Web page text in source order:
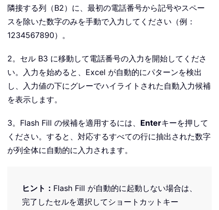
隣接する列（B2）に、最初の電話番号から記号やスペー
スを除いた数字のみを手動で入力してください（例：
1234567890）。
2。セル B3 に移動して電話番号の入力を開始してくださ
い。入力を始めると、Excel が自動的にパターンを検出
し、入力値の下にグレーでハイライトされた自動入力候補
を表示します。
3。Flash Fill の候補を適用するには、 Enterキーを押して
ください。すると、対応するすべての行に抽出された数字
が列全体に自動的に入力されます。
ヒント： Flash Fill が自動的に起動しない場合は、
完了したセルを選択してショートカットキー